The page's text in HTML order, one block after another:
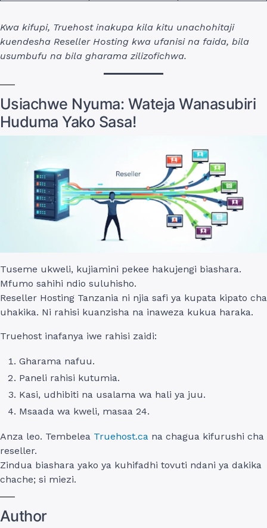
Kwa kifupi, Truehost inakupa kila kitu unachohitaji
kuendesha Reseller Hosting kwa ufanisi na faida, bila
usumbufu na bila gharama zilizofichwa.
Usiachwe Nyuma: Wateja Wanasubiri
Huduma Yako Sasa!
Tuseme ukweli, kujiamini pekee hakujengi biashara.
Mfumo sahihi ndio suluhisho.
Reseller Hosting Tanzania ni njia safi ya kupata kipato cha
uhakika. Ni rahisi kuanzisha na inaweza kukua haraka.
Truehost inafanya iwe rahisi zaidi:
Gharama nafuu.
Paneli rahisi kutumia.
Kasi, udhibiti na usalama wa hali ya juu.
Msaada wa kweli, masaa 24.
Anza leo. Tembelea Truehost.ca na chagua kifurushi cha
reseller.
Zindua biashara yako ya kuhifadhi tovuti ndani ya dakika
chache; si miezi.
Author